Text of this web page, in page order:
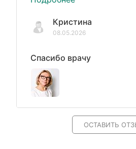
Кристина
08.05.2026
Спасибо врачу
ОСТАВИТЬ